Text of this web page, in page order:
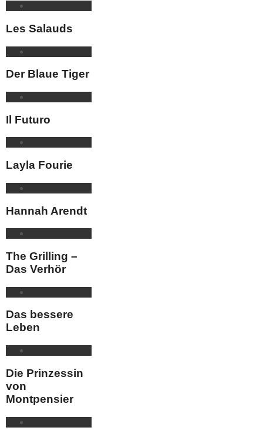
Les Salauds
Der Blaue Tiger
Il Futuro
Layla Fourie
Hannah Arendt
The Grilling –
Das Verhör
Das bessere
Leben
Die Prinzessin
von
Montpensier